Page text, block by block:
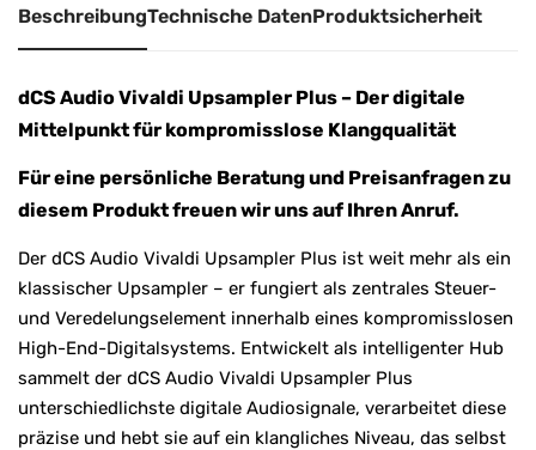
e
:
BeschreibungTechnische DatenProduktsicherheit
dCS Audio Vivaldi Upsampler Plus – Der digitale
Mittelpunkt für kompromisslose Klangqualität
Für eine persönliche Beratung und Preisanfragen zu
diesem Produkt freuen wir uns auf Ihren Anruf.
Der dCS Audio Vivaldi Upsampler Plus ist weit mehr als ein
klassischer Upsampler – er fungiert als zentrales Steuer-
und Veredelungselement innerhalb eines kompromisslosen
High-End-Digitalsystems. Entwickelt als intelligenter Hub
sammelt der dCS Audio Vivaldi Upsampler Plus
unterschiedlichste digitale Audiosignale, verarbeitet diese
präzise und hebt sie auf ein klangliches Niveau, das selbst